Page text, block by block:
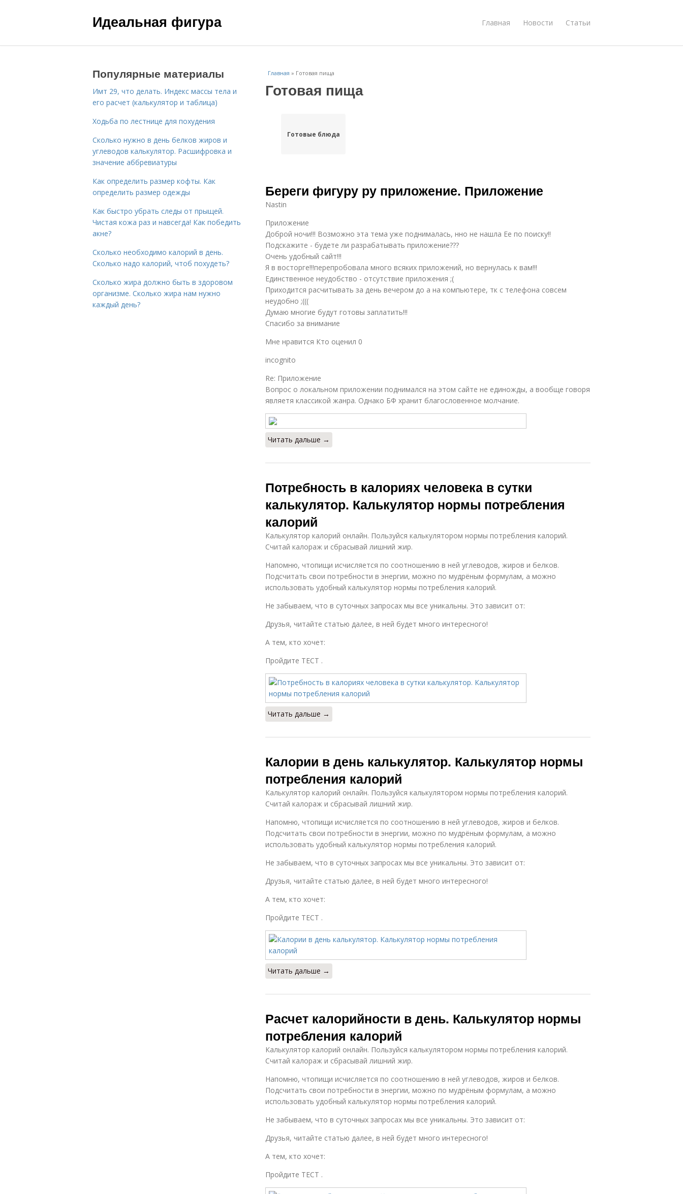
Идеальная фигура Главная Новости Статьи
Главная » Готовая пища
Готовая пища
Готовые блюда
Береги фигуру ру приложение. Приложение
Nastin
Приложение
Доброй ночи!!! Возможно эта тема уже поднималась, нно не нашла Ее по поиску!!
Подскажите - будете ли разрабатывать приложение???
Очень удобный сайт!!!
Я в восторге!!!перепробовала много всяких приложений, но вернулась к вам!!!
Единственное неудобство - отсутствие приложения ;(
Приходится расчитывать за день вечером до а на компьютере, тк с телефона совсем
неудобно ;(((
Думаю многие будут готовы заплатить!!!
Спасибо за внимание
Мне нравится Кто оценил 0
incognito
Re: Приложение
Вопрос о локальном приложении поднимался на этом сайте не единожды, а вообще говоря
являетя классикой жанра. Однако БФ хранит благословенное молчание.
Читать дальше →
Потребность в калориях человека в сутки
калькулятор. Калькулятор нормы потребления
калорий
Калькулятор калорий онлайн. Пользуйся калькулятором нормы потребления калорий.
Считай калораж и сбрасывай лишний жир.
Напомню, чтопищи исчисляется по соотношению в ней углеводов, жиров и белков.
Подсчитать свои потребности в энергии, можно по мудрёным формулам, а можно
использовать удобный калькулятор нормы потребления калорий.
Не забываем, что в суточных запросах мы все уникальны. Это зависит от:
Друзья, читайте статью далее, в ней будет много интересного!
А тем, кто хочет:
Пройдите ТЕСТ .
Читать дальше →
Калории в день калькулятор. Калькулятор нормы
потребления калорий
Калькулятор калорий онлайн. Пользуйся калькулятором нормы потребления калорий.
Считай калораж и сбрасывай лишний жир.
Напомню, чтопищи исчисляется по соотношению в ней углеводов, жиров и белков.
Подсчитать свои потребности в энергии, можно по мудрёным формулам, а можно
использовать удобный калькулятор нормы потребления калорий.
Не забываем, что в суточных запросах мы все уникальны. Это зависит от:
Друзья, читайте статью далее, в ней будет много интересного!
А тем, кто хочет:
Пройдите ТЕСТ .
Читать дальше →
Расчет калорийности в день. Калькулятор нормы
потребления калорий
Калькулятор калорий онлайн. Пользуйся калькулятором нормы потребления калорий.
Считай калораж и сбрасывай лишний жир.
Напомню, чтопищи исчисляется по соотношению в ней углеводов, жиров и белков.
Подсчитать свои потребности в энергии, можно по мудрёным формулам, а можно
использовать удобный калькулятор нормы потребления калорий.
Не забываем, что в суточных запросах мы все уникальны. Это зависит от:
Друзья, читайте статью далее, в ней будет много интересного!
А тем, кто хочет:
Пройдите ТЕСТ .
Популярные материалы
Имт 29, что делать. Индекс массы тела и
его расчет (калькулятор и таблица)
Ходьба по лестнице для похудения
Сколько нужно в день белков жиров и
углеводов калькулятор. Расшифровка и
значение аббревиатуры
Как определить размер кофты. Как
определить размер одежды
Как быстро убрать следы от прыщей.
Чистая кожа раз и навсегда! Как победить
акне?
Сколько необходимо калорий в день.
Сколько надо калорий, чтоб похудеть?
Сколько жира должно быть в здоровом
организме. Сколько жира нам нужно
каждый день?